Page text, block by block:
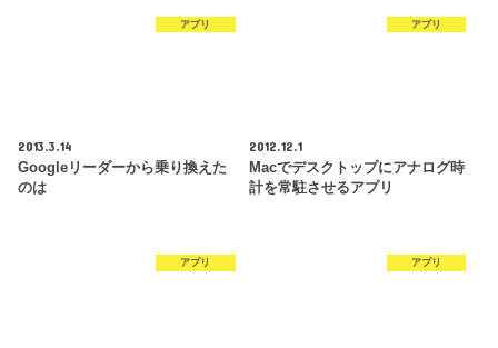
アプリ
2013.3.14
Googleリーダーから乗り換えた
のは
アプリ
2012.12.1
Macでデスクトップにアナログ時
計を常駐させるアプリ
アプリ アプリ